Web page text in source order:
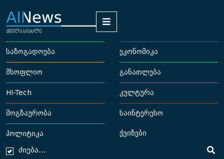
საზოგადოება ეკონომიკა
მსოფლიო განათლება
HI-Tech კულტურა
მოგზაურობა საინტერესო
პოლიტიკა ქვიზები